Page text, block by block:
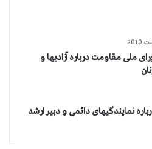
ملی مقاومت درباره آزادیها و
نمایندگیهای دائمی و دبیر ارشد